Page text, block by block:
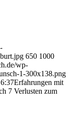
650 1000
wp-
1-300x138.png
Erfah­run­gen mit
7 Ver­lus­ten zum